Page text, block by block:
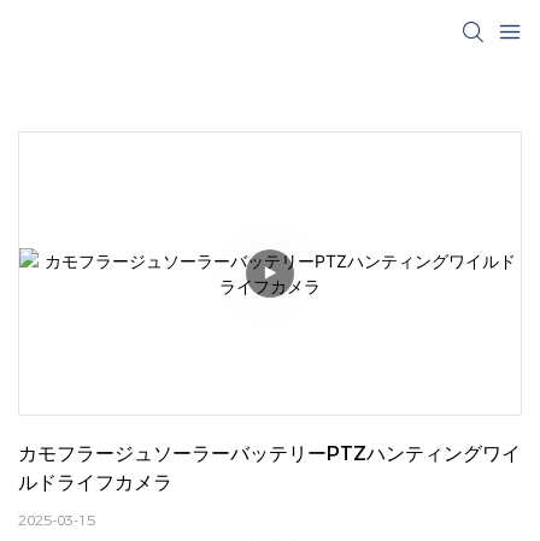
カモフラージュソーラーバッテリーPTZハンティングワイ
ルドライフカメラ
2025-03-15